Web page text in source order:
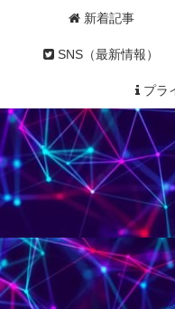
新着記事
SNS（最新情報）
プラ